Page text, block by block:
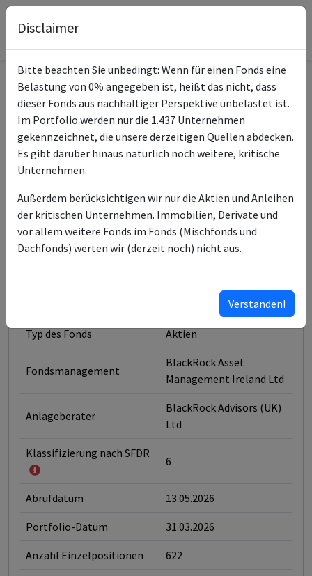
Informationen zum Fonds
Name
iShares North America
Index Flex Acc USD
ISIN des Fonds
ISINs weiterer
Anteilsklassen
IE00032BMNJ0
IE00B1W56L25
IE00B39J2W40
IE00B040CX25
ISINs ausklappen
Typ des Fonds Aktien
Fondsmanagement
BlackRock Asset
Management Ireland Ltd
Anlageberater
BlackRock Advisors (UK)
Ltd
Klassifizierung nach SFDR
6
Abrufdatum 13.05.2026
Portfolio-Datum 31.03.2026
Anzahl Einzelpositionen 622
Disclaimer
Bitte beachten Sie unbedingt: Wenn für einen Fonds eine
Belastung von 0% angegeben ist, heißt das nicht, dass
dieser Fonds aus nachhaltiger Perspektive unbelastet ist.
Im Portfolio werden nur die 1.437 Unternehmen
gekennzeichnet, die unsere derzeitigen Quellen abdecken.
Es gibt darüber hinaus natürlich noch weitere, kritische
Unternehmen.
Außerdem berücksichtigen wir nur die Aktien und Anleihen
der kritischen Unternehmen. Immobilien, Derivate und
vor allem weitere Fonds im Fonds (Mischfonds und
Dachfonds) werten wir (derzeit noch) nicht aus.
Verstanden!